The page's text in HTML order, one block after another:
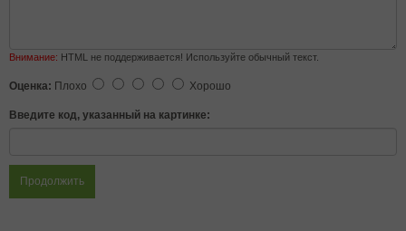
Внимание: HTML не поддерживается! Используйте обычный текст.
Оценка: Плохо Хорошо
Введите код, указанный на картинке:
Продолжить